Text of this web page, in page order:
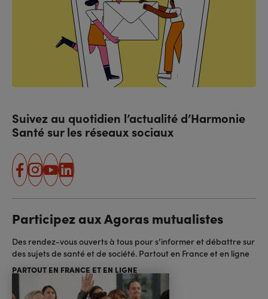
Suivez au quotidien l’actualité d’Harmonie
Santé sur les réseaux sociaux
facebook
instagram
youtube
linkedin
Participez aux Agoras mutualistes
Des rendez-vous ouverts à tous pour s’informer et débattre sur
des sujets de santé et de société. Partout en France et en ligne
PARTOUT EN FRANCE ET EN LIGNE